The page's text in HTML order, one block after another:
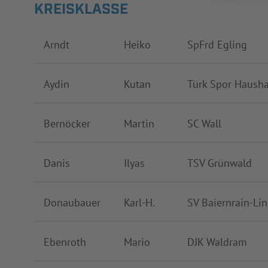
KREISKLASSE
Arndt Heiko SpFrd Egling
Aydin Kutan Türk Spor
Bernöcker Martin SC Wall
Danis Ilyas TSV Grünwald
Donaubauer Karl-H. SV Baiernrain-
Ebenroth Mario DJK Waldram